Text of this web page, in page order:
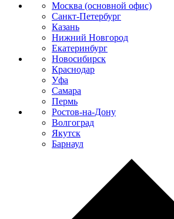
Москва (основной офис)
Санкт-Петербург
Казань
Нижний Новгород
Екатеринбург
Новосибирск
Краснодар
Уфа
Самара
Пермь
Ростов-на-Дону
Волгоград
Якутск
Барнаул